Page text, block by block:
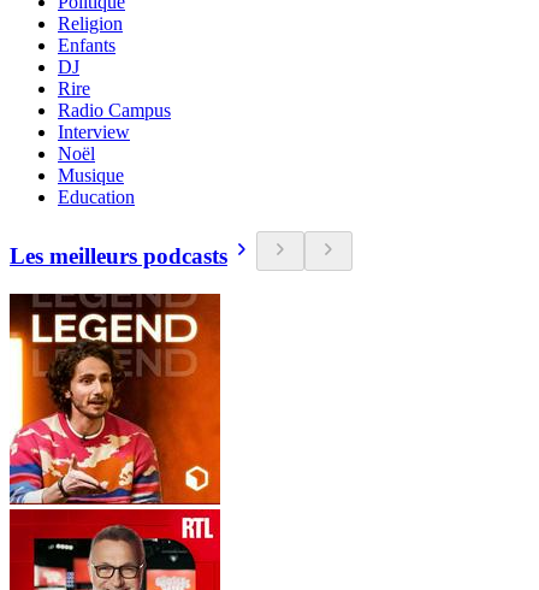
Religion
Enfants
DJ
Rire
Radio Campus
Interview
Noël
Musique
Education
Les meilleurs podcasts